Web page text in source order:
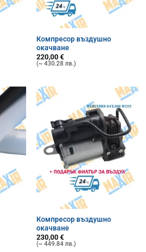
Компресор въздушно
окачване
220,00€
(~ 430.28 лв.)
Компресор въздушно
окачване
230,00€
(~ 449.84 лв.)